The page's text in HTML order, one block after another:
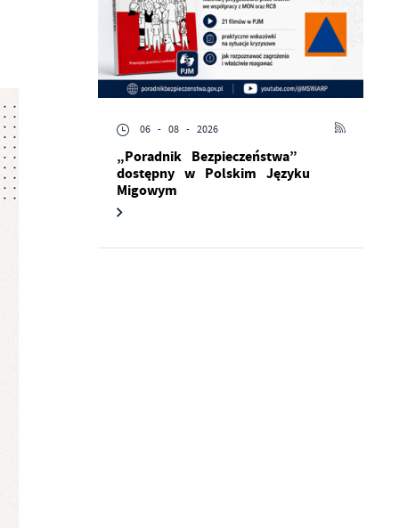
06 - 08 - 2026
„Poradnik Bezpieczeństwa”
dostępny w Polskim Języku
Migowym